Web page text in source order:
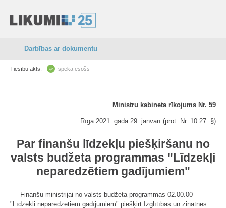
Darbības ar dokumentu
Tiesību akts: spēkā esošs
Ministru kabineta rīkojums Nr. 59
Rīgā 2021. gada 29. janvārī (prot. Nr. 10 27. §)
Par finanšu līdzekļu piešķiršanu no
valsts budžeta programmas "Līdzekļi
neparedzētiem gadījumiem"
Finanšu ministrijai no valsts budžeta programmas 02.00.00
"Līdzekļi neparedzētiem gadījumiem" piešķirt Izglītības un zinātnes